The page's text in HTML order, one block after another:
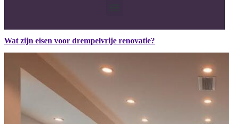
Wat zijn eisen voor drempelvrije renovatie?